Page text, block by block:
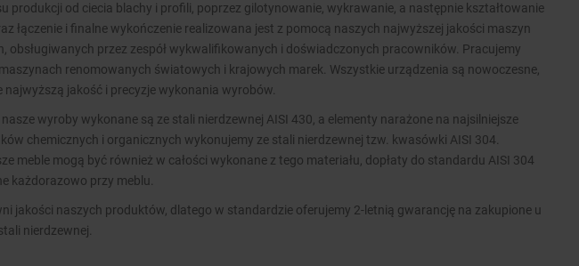
produkcji od ciecia blachy i profili, poprzez gilotynowanie, wykrawanie, a następnie kształtowanie
łączenie i finalne wykończenie realizowana jest z pomocą naszych najwyższej jakości maszyn
obsługiwanych przez zespół wykwalifikowanych i doświadczonych pracowników. Pracujemy
renomowanych światowych i krajowych marek. Wszystkie urządzenia są nowoczesne,
najwyższą jakość i precyzje wykonania wyrobów.
wyroby wykonane są ze stali nierdzewnej AISI 430, a elementy narażone na najsilniejsze
chemicznych i organicznych wykonujemy ze stali nierdzewnej tzw. kwasówki AISI 304.
meble mogą być również w całości wykonane z tego materiału, dopłaty do standardu AISI 304
każdorazowo przy meblu.
jakości naszych produktów, dlatego w standardzie oferujemy 2-letnią gwarancję na zakupione u
nierdzewnej.